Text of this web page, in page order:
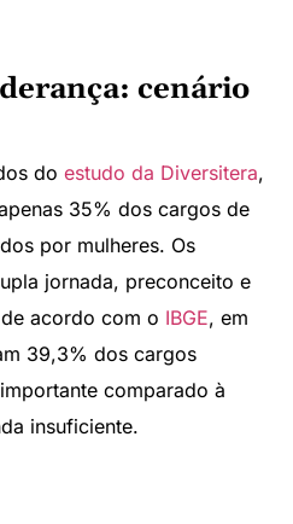
cenário
do estudo da Diversitera,
35% dos cargos de
por mulheres. Os
jornada, preconceito e
acordo com o IBGE, em
39,3% dos cargos
comparado à
insuficiente.